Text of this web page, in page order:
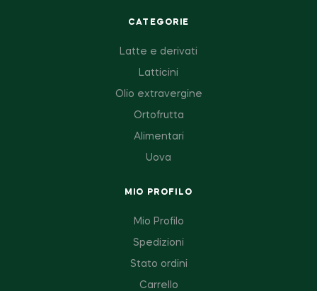
CATEGORIE
Latte e derivati
Latticini
Olio extravergine
Ortofrutta
Alimentari
Uova
MIO PROFILO
Mio Profilo
Spedizioni
Stato ordini
Carrello